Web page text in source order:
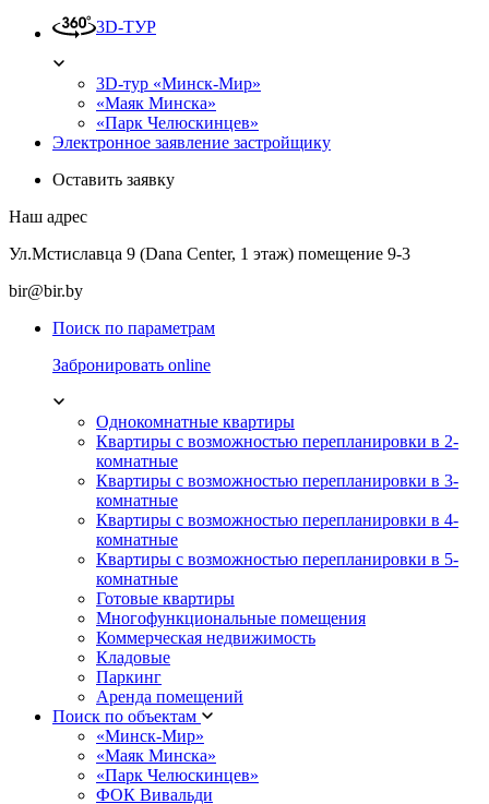
3D-ТУР
3D-тур «Минск-Мир»
«Маяк Минска»
«Парк Челюскинцев»
Электронное заявление застройщику
Оставить заявку
Наш адрес
Ул.Мстиславца 9 (Dana Center, 1 этаж) помещение 9-3
bir@bir.by
Поиск по параметрам
Забронировать online
Однокомнатные квартиры
Квартиры с возможностью перепланировки в 2-
комнатные
Квартиры с возможностью перепланировки в 3-
комнатные
Квартиры с возможностью перепланировки в 4-
комнатные
Квартиры с возможностью перепланировки в 5-
комнатные
Готовые квартиры
Многофункциональные помещения
Коммерческая недвижимость
Кладовые
Паркинг
Аренда помещений
Поиск по объектам
«Минск-Мир»
«Маяк Минска»
«Парк Челюскинцев»
ФОК Вивальди